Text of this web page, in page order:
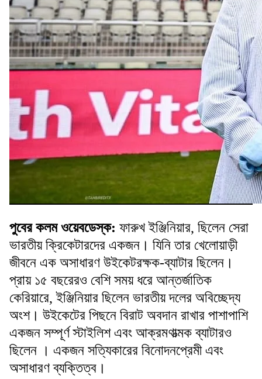
পুবের কলম ওয়েবডেস্ক: ফারুখ ইঞ্জিনিয়ার, ছিলেন সেরা
ভারতীয় ক্রিকেটারদের একজন। যিনি তার খেলোয়াড়ী
জীবনে এক অসাধারণ উইকেটরক্ষক-ব্যাটার ছিলেন।
প্রায় ১৫ বছরেরও বেশি সময় ধরে আন্তর্জাতিক
কেরিয়ারে, ইঞ্জিনিয়ার ছিলেন ভারতীয় দলের অবিচ্ছেদ্য
অংশ। উইকেটের পিছনে বিরাট অবদান রাখার পাশাপাশি
একজন সম্পূর্ণ স্টাইলিশ এবং আক্রমণাত্মক ব্যাটারও
ছিলেন । একজন সত্যিকারের বিনোদনপ্রেমী এবং
অসাধারণ ব্যক্তিত্ব।